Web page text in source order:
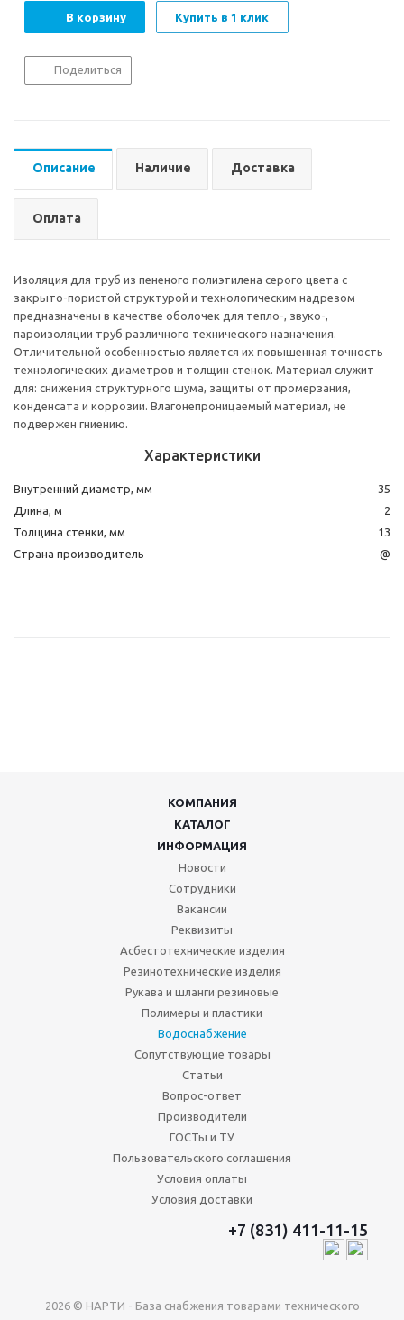
В корзину Купить в 1 клик
Поделиться
Описание Наличие Доставка
Оплата
Изоляция для труб из пененого полиэтилена серого цвета с
закрыто-пористой структурой и технологическим надрезом
предназначены в качестве оболочек для тепло-, звуко-,
пароизоляции труб различного технического назначения.
Отличительной особенностью является их повышенная точность
технологических диаметров и толщин стенок. Материал служит
для: снижения структурного шума, защиты от промерзания,
конденсата и коррозии. Влагонепроницаемый материал, не
подвержен гниению.
Характеристики
Внутренний диаметр, мм
35
Длина, м
2
Толщина стенки, мм
13
Страна производитель
@
КОМПАНИЯ
КАТАЛОГ
ИНФОРМАЦИЯ
Новости
Сотрудники
Вакансии
Реквизиты
Асбестотехнические изделия
Резинотехнические изделия
Рукава и шланги резиновые
Полимеры и пластики
Водоснабжение
Сопутствующие товары
Статьи
Вопрос-ответ
Производители
ГОСТы и ТУ
Пользовательского соглашения
Условия оплаты
Условия доставки
+7 (831) 411-11-15
2026 © НАРТИ - База снабжения товарами технического